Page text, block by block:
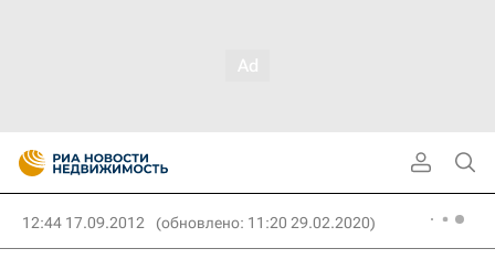
12:44 17.09.2012 (обновлено: 11:20 29.02.2020)